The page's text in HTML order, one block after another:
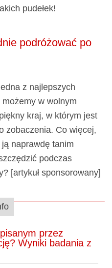
pudełek!
podróżować po
z najlepszych
w wolnym
kraj, w którym jest
zobaczenia. Co więcej,
naprawdę tanim
podczas
[artykuł sponsorowany]
przez
Wyniki badania z